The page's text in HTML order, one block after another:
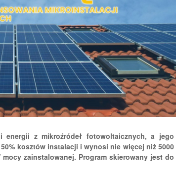
energii z mikroźródeł fotowoltaicznych, a jego
kosztów instalacji i wynosi nie więcej niż 5000
zainstalowanej. Program skierowany jest do